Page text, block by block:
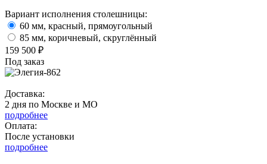
Вариант исполнения столешницы:
60 мм, красный, прямоугольный
85 мм, коричневый, скруглённый
159 500 ₽
Под заказ
Доставка:
2 дня по Москве и МО
подробнее
Оплата:
После установки
подробнее